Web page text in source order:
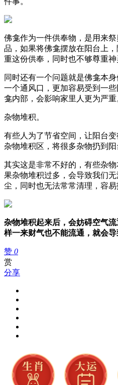
佛龛作为一件供奉物，是用来
品，如果将佛龛摆放在阳台上
重这份供奉，同时也不够尊重神
同时还有一个问题就是佛龛本
一个通风口，更加容易受到一
龛内部，会影响家里人更为严重
杂物堆积。
有些人为了节省空间，让阳台
杂物堆积区，将很多杂物扔到阳
其实这是非常不好的，有些杂
果杂物堆积过多，会导致我们
尘，同时也无法常常清理，容易
杂物堆积起来后，会妨碍空气
样一来财气也不能流通，就会导
赞 0
赏
分享